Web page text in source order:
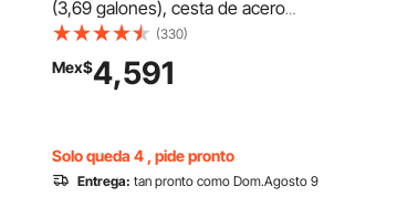
(3,69 galones), cesta de acero
inoxidable con estructura triangular y
travesaño, exprimidor manual, prensa
para tintura de sidra, manzana y uva con
(330)
Mex$4,591
Solo queda 4 , pide pronto
Entrega: tan pronto como Dom.Agosto 9